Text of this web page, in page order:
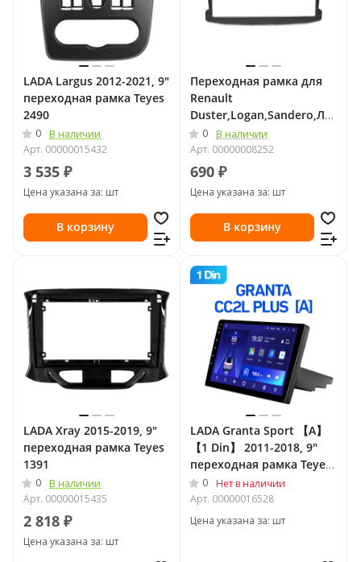
LADA Largus 2012-2021, 9"
переходная рамка Teyes
2490
0
В наличии
Арт. 00000015432
3 535 ₽
Цена указана за: шт
В корзину
Переходная рамка для
Renault
Duster,Logan,Sandero,Лада
X-RAY 2DIN
0
В наличии
Арт. 00000008252
690 ₽
Цена указана за: шт
В корзину
LADA Xray 2015-2019, 9"
переходная рамка Teyes
1391
0
В наличии
Арт. 00000015435
2 818 ₽
Цена указана за: шт
LADA Granta Sport 【A】
【1 Din】 2011-2018, 9"
переходная рамка Teyes
2338
0
Нет в наличии
Арт. 00000016528
Цена указана за: шт